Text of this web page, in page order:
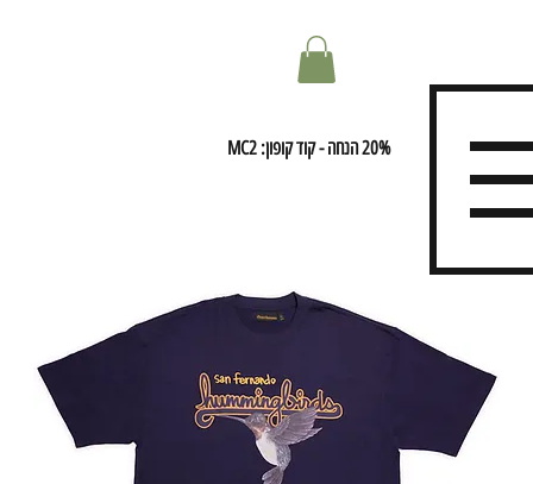
20% הנחה - קוד קופון: MC2